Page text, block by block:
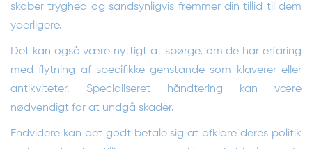
skaber tryghed og sandsynligvis fremmer din tillid til dem
yderligere.
Det kan også være nyttigt at spørge, om de har erfaring
med flytning af specifikke genstande som klaverer eller
antikviteter. Specialiseret håndtering kan være
nødvendigt for at undgå skader.
Endvidere kan det godt betale sig at afklare deres politik